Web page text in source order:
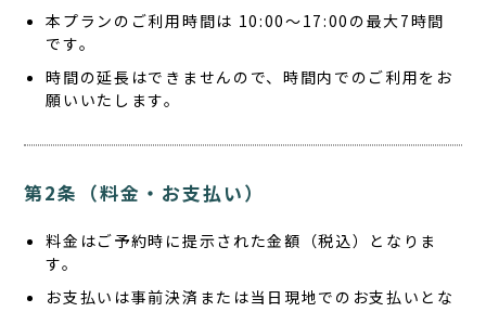
本プランのご利用時間は 10:00〜17:00の最大7時間
です。
時間の延長はできませんので、時間内でのご利用をお
願いいたします。
第2条（料金・お支払い）
料金はご予約時に提示された金額（税込）となりま
す。
お支払いは事前決済または当日現地でのお支払いとな